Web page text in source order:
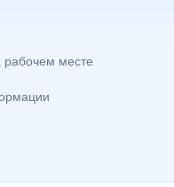
месте